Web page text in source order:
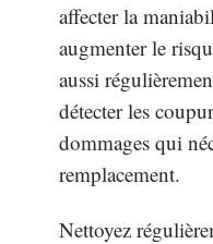
affecter la
augmenter le
aussi
détecter les
dommages qui
remplacement.
Nettoyez